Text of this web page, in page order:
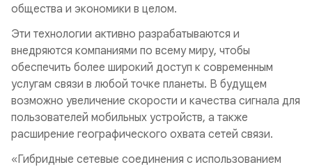
общества и экономики в целом.
Эти технологии активно разрабатываются и
внедряются компаниями по всему миру, чтобы
обеспечить более широкий доступ к современным
услугам связи в любой точке планеты. В будущем
возможно увеличение скорости и качества сигнала для
пользователей мобильных устройств, а также
расширение географического охвата сетей связи.
«Гибридные сетевые соединения с использованием